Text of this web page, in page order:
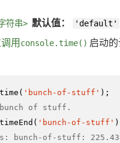
符串> 默认值： 'default'
用 console.time() 启动的
time ( 'bunch-of-stuff'
of stuff.
timeEnd ( 'bunch-of-stuff'
bunch-of-stuff: